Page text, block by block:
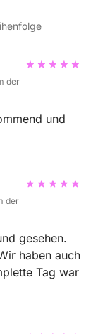
der
und
der
gesehen.
haben auch
Tag war